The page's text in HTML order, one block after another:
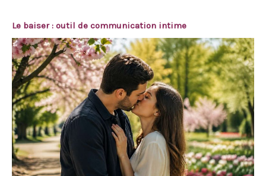
Le baiser : outil de communication intime